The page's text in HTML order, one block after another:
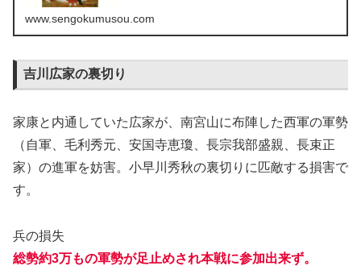
www.sengokumusou.com
吉川広家の裏切り
家康と内通していた広家が、南宮山に布陣した西軍の軍勢
（自軍、毛利秀元、安国寺恵瓊、長宗我部盛親、長束正
家）の進軍を妨害。小早川秀秋の裏切りに匹敵する損害で
す。
兵の損失
総勢約3万もの軍勢が足止めされ本戦に参加出来ず。